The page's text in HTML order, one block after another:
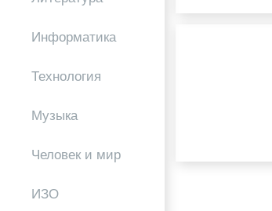
Информатика
Технология
Музыка
Человек и мир
ИЗО